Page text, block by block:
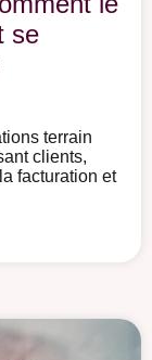
se
terrain
clients,
facturation et